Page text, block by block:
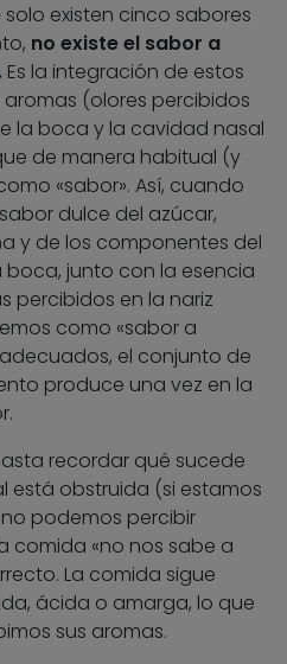
existen cinco sabores
no existe el sabor a
Es la integración de estos
(olores percibidos
la boca y la cavidad nasal
de manera habitual (y
«sabor». Así, cuando
dulce del azúcar,
y de los componentes del
junto con la esencia
percibidos en la nariz
como «sabor a
el conjunto de
produce una vez en la
recordar qué sucede
está obstruida (si estamos
podemos percibir
comida «no nos sabe a
La comida sigue
ácida o amarga, lo que
sus aromas.